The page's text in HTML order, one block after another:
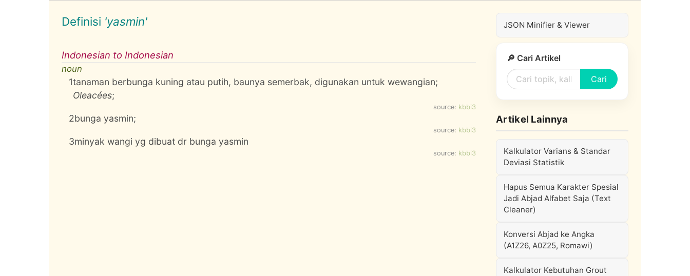
Definisi 'yasmin'
Indonesian to Indonesian
noun
1tanaman berbunga kuning atau putih, baunya semerbak, digunakan untuk wewangian;
Oleacées;
source: kbbi3
2bunga yasmin;
source: kbbi3
3minyak wangi yg dibuat dr bunga yasmin
source: kbbi3
JSON Minifier & Viewer
🔎 Cari Artikel
Cari
Artikel Lainnya
Kalkulator Varians & Standar
Deviasi Statistik
Hapus Semua Karakter Spesial
Jadi Abjad Alfabet Saja (Text
Cleaner)
Konversi Abjad ke Angka
(A1Z26, A0Z25, Romawi)
Kalkulator Kebutuhan Grout